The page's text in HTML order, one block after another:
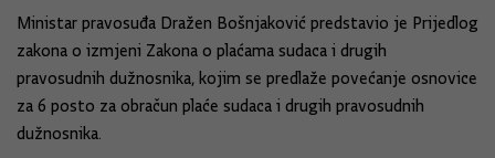
Ministar pravosuđa Dražen Bošnjaković predstavio je Prijedlog
zakona o izmjeni Zakona o plaćama sudaca i drugih
pravosudnih dužnosnika, kojim se predlaže povećanje osnovice
za 6 posto za obračun plaće sudaca i drugih pravosudnih
dužnosnika.